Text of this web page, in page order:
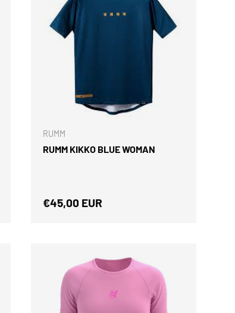
RUMM
RUMM KIKKO BLUE WOMAN
Precio normal
€45,00 EUR